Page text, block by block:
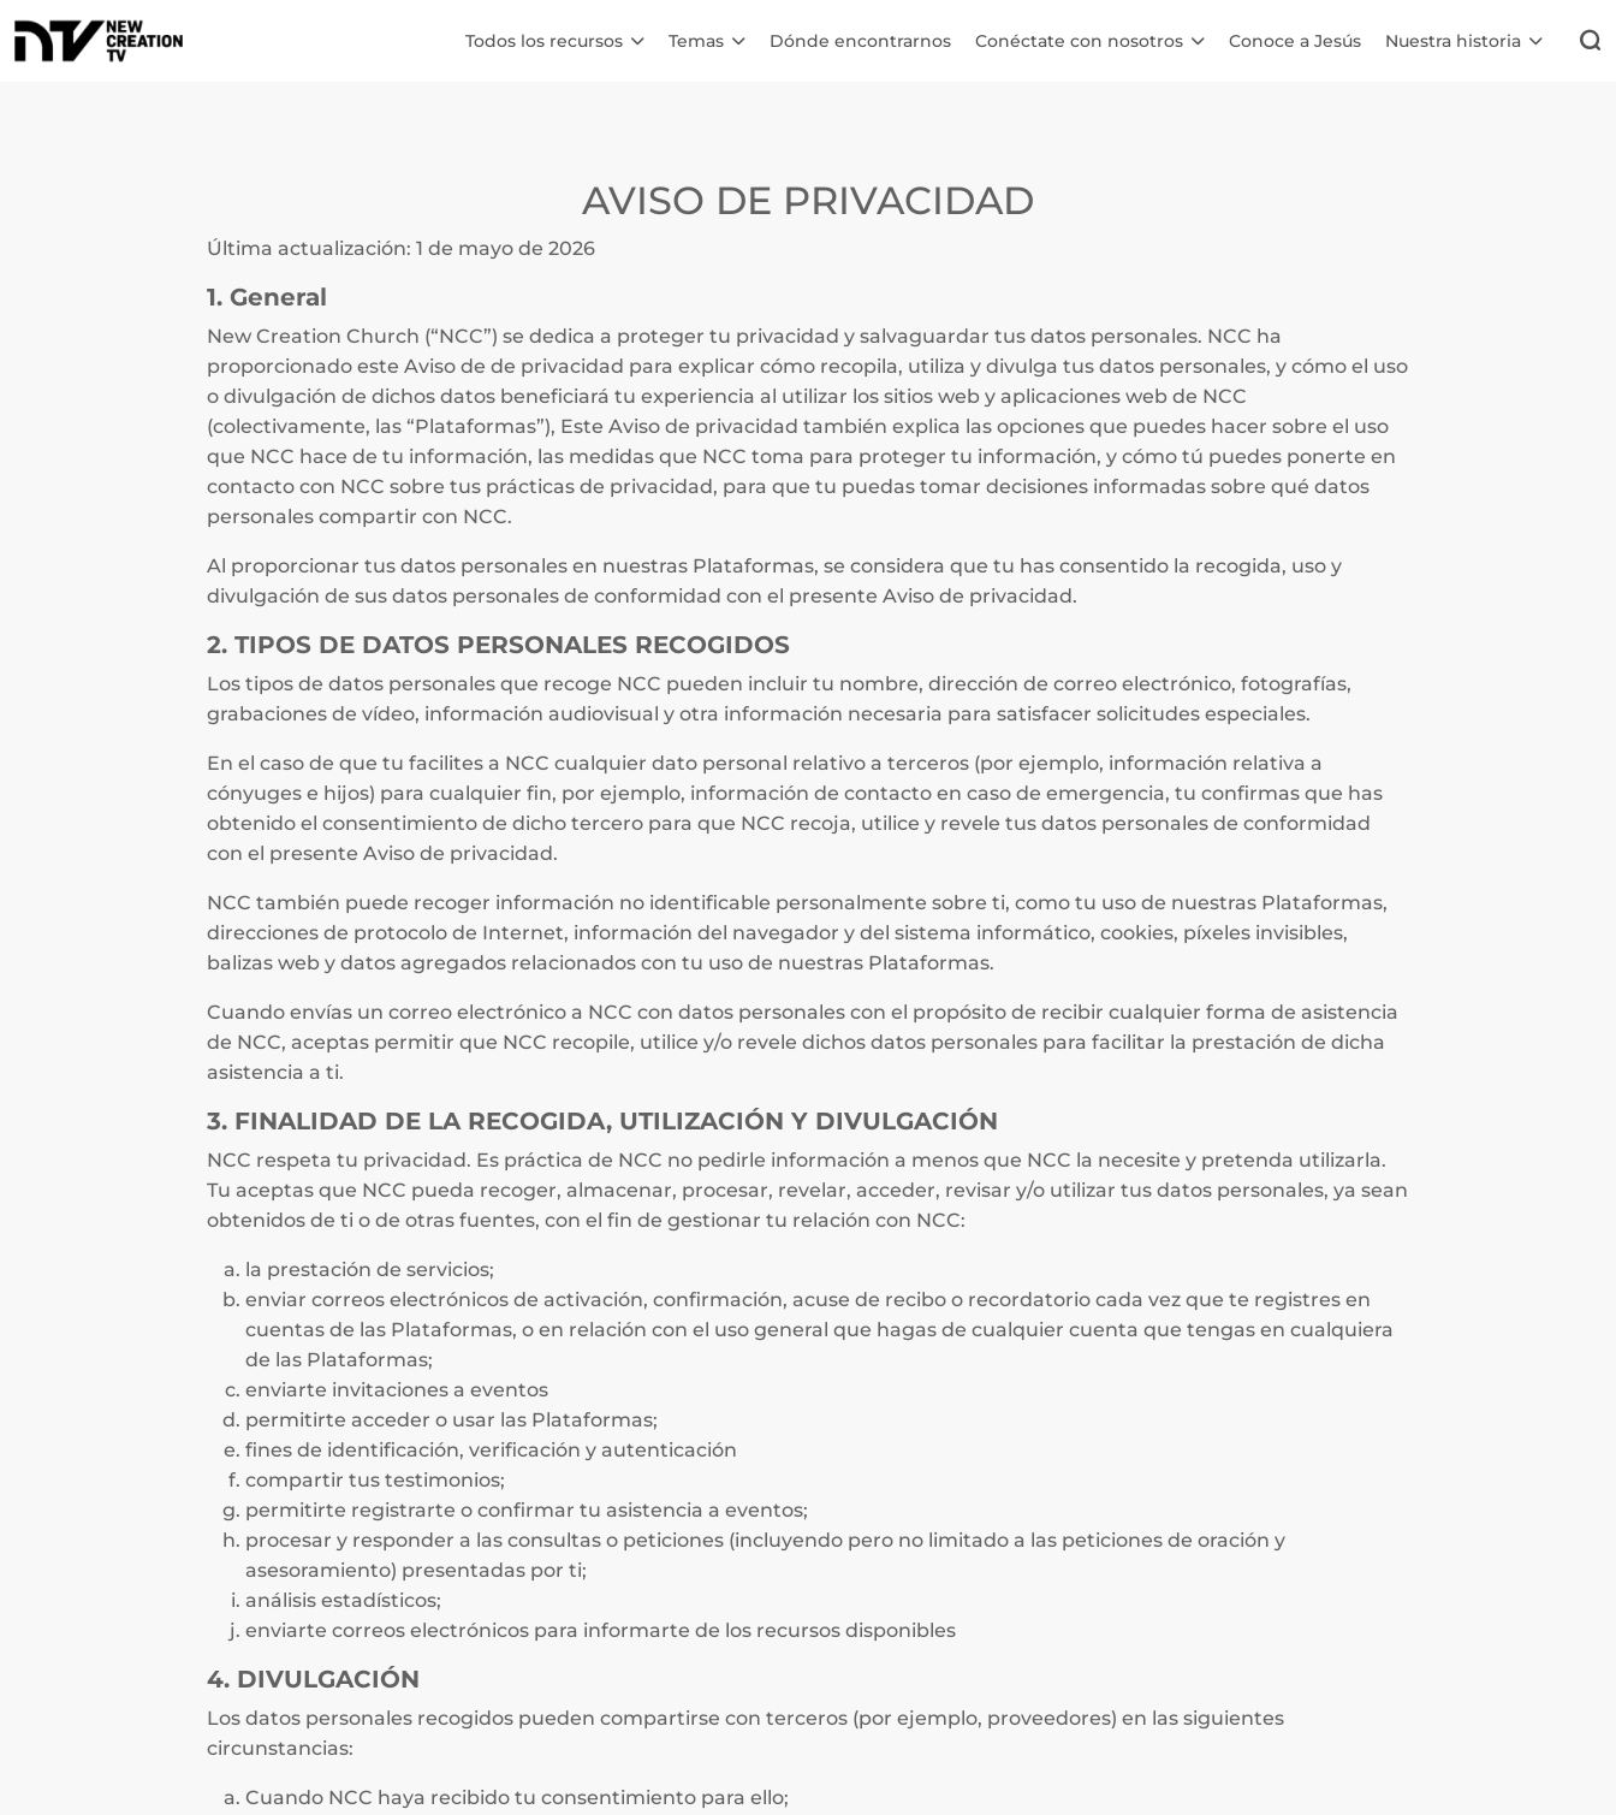
Todos los recursos Temas Dónde encontrarnos Conéctate con nosotros Conoce a Jesús Nuestra historia
AVISO DE PRIVACIDAD
Última actualización: 1 de mayo de 2026
1. General
New Creation Church (“NCC”) se dedica a proteger tu privacidad y salvaguardar tus datos personales. NCC ha
proporcionado este Aviso de de privacidad para explicar cómo recopila, utiliza y divulga tus datos personales, y cómo el uso
o divulgación de dichos datos beneficiará tu experiencia al utilizar los sitios web y aplicaciones web de NCC
(colectivamente, las “Plataformas”), Este Aviso de privacidad también explica las opciones que puedes hacer sobre el uso
que NCC hace de tu información, las medidas que NCC toma para proteger tu información, y cómo tú puedes ponerte en
contacto con NCC sobre tus prácticas de privacidad, para que tu puedas tomar decisiones informadas sobre qué datos
personales compartir con NCC.
Al proporcionar tus datos personales en nuestras Plataformas, se considera que tu has consentido la recogida, uso y
divulgación de sus datos personales de conformidad con el presente Aviso de privacidad.
2. TIPOS DE DATOS PERSONALES RECOGIDOS
Los tipos de datos personales que recoge NCC pueden incluir tu nombre, dirección de correo electrónico, fotografías,
grabaciones de vídeo, información audiovisual y otra información necesaria para satisfacer solicitudes especiales.
En el caso de que tu facilites a NCC cualquier dato personal relativo a terceros (por ejemplo, información relativa a
cónyuges e hijos) para cualquier fin, por ejemplo, información de contacto en caso de emergencia, tu confirmas que has
obtenido el consentimiento de dicho tercero para que NCC recoja, utilice y revele tus datos personales de conformidad
con el presente Aviso de privacidad.
NCC también puede recoger información no identificable personalmente sobre ti, como tu uso de nuestras Plataformas,
direcciones de protocolo de Internet, información del navegador y del sistema informático, cookies, píxeles invisibles,
balizas web y datos agregados relacionados con tu uso de nuestras Plataformas.
Cuando envías un correo electrónico a NCC con datos personales con el propósito de recibir cualquier forma de asistencia
de NCC, aceptas permitir que NCC recopile, utilice y/o revele dichos datos personales para facilitar la prestación de dicha
asistencia a ti.
3. FINALIDAD DE LA RECOGIDA, UTILIZACIÓN Y DIVULGACIÓN
NCC respeta tu privacidad. Es práctica de NCC no pedirle información a menos que NCC la necesite y pretenda utilizarla.
Tu aceptas que NCC pueda recoger, almacenar, procesar, revelar, acceder, revisar y/o utilizar tus datos personales, ya sean
obtenidos de ti o de otras fuentes, con el fin de gestionar tu relación con NCC:
la prestación de servicios;
enviar correos electrónicos de activación, confirmación, acuse de recibo o recordatorio cada vez que te registres en
cuentas de las Plataformas, o en relación con el uso general que hagas de cualquier cuenta que tengas en cualquiera
de las Plataformas;
enviarte invitaciones a eventos
permitirte acceder o usar las Plataformas;
fines de identificación, verificación y autenticación
compartir tus testimonios;
permitirte registrarte o confirmar tu asistencia a eventos;
procesar y responder a las consultas o peticiones (incluyendo pero no limitado a las peticiones de oración y
asesoramiento) presentadas por ti;
análisis estadísticos;
enviarte correos electrónicos para informarte de los recursos disponibles
4. DIVULGACIÓN
Los datos personales recogidos pueden compartirse con terceros (por ejemplo, proveedores) en las siguientes
circunstancias:
Cuando NCC haya recibido tu consentimiento para ello;